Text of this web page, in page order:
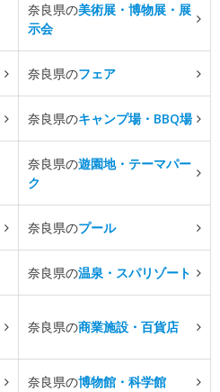
奈良県の美術展・博物展・展
示会
奈良県のフェア
奈良県のキャンプ場・BBQ場
奈良県の遊園地・テーマパー
ク
奈良県のプール
奈良県の温泉・スパリゾート
奈良県の商業施設・百貨店
奈良県の博物館・科学館